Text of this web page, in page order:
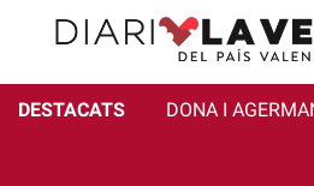
DESTACATS DONA I